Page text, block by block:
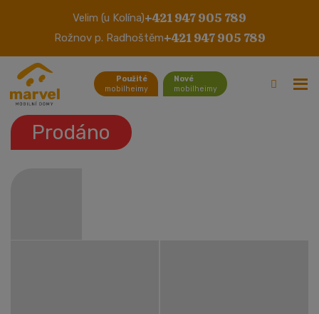
Velim (u Kolína)+421 947 905 789
Rožnov p. Radhoštěm+421 947 905 789
Použité
mobilheimy
Nové
mobilheimy
Willerby Aspen Atypically 2
Prodáno